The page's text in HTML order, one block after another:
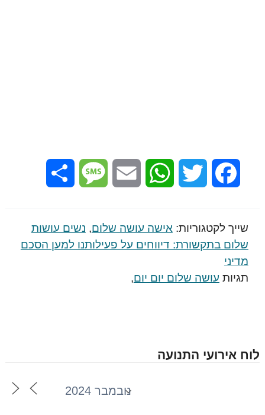
Facebook
Twitter
WhatsApp
Email
Message
שייך לקטגוריות: אישה עושה שלום, נשים עושות
שלום בתקשורת: דיווחים על פעילותנו למען הסכם
מדיני
תגיות עושה שלום יום יום,
לוח אירועי התנועה